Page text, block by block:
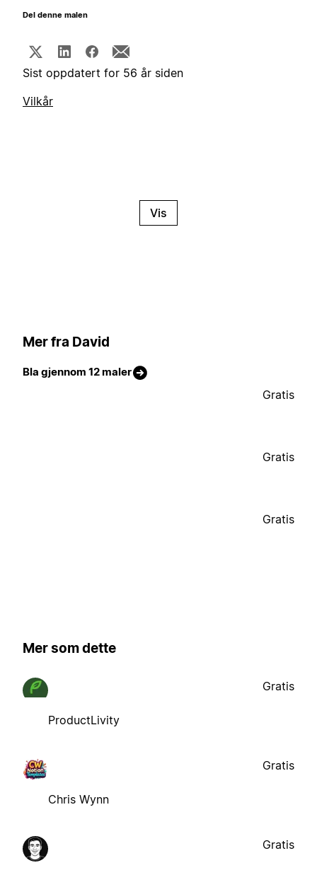
Del denne malen
Sist oppdatert for 56 år siden
Vilkår
Vis
Mer fra David
Bla gjennom 12 maler
Gratis
Gratis
Gratis
Mer som dette
ProductLivity
Gratis
Chris Wynn
Gratis
Gratis